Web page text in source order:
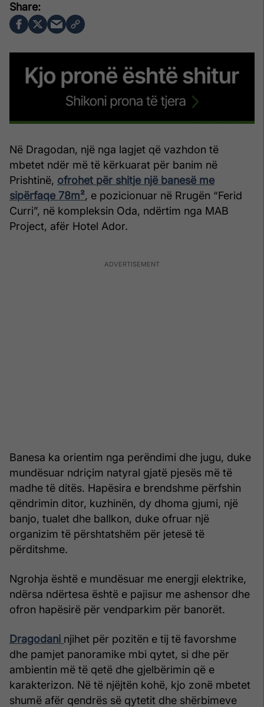
Në Dragodan, një nga lagjet që vazhdon të
mbetet ndër më të kërkuarat për banim në
Prishtinë, ofrohet për shitje një banesë me
sipërfaqe 78m², e pozicionuar në Rrugën “Ferid
Curri”, në kompleksin Oda, ndërtim nga MAB
Project, afër Hotel Ador.
Banesa ka orientim nga perëndimi dhe jugu, duke
mundësuar ndriçim natyral gjatë pjesës më të
madhe të ditës. Hapësira e brendshme përfshin
qëndrimin ditor, kuzhinën, dy dhoma gjumi, një
banjo, tualet dhe ballkon, duke ofruar një
organizim të përshtatshëm për jetesë të
përditshme.
Ngrohja është e mundësuar me energji elektrike,
ndërsa ndërtesa është e pajisur me ashensor dhe
ofron hapësirë për vendparkim për banorët.
Dragodani njihet për pozitën e tij të favorshme
dhe pamjet panoramike mbi qytet, si dhe për
ambientin më të qetë dhe gjelbërimin që e
karakterizon. Në të njëjtën kohë, kjo zonë mbetet
shumë afër qendrës së qytetit dhe shërbimeve